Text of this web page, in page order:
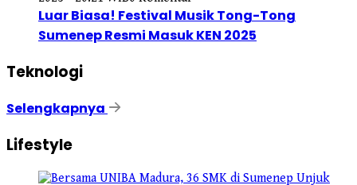
Luar Biasa! Festival Musik Tong-Tong
Sumenep Resmi Masuk KEN 2025
Teknologi
Selengkapnya
Lifestyle